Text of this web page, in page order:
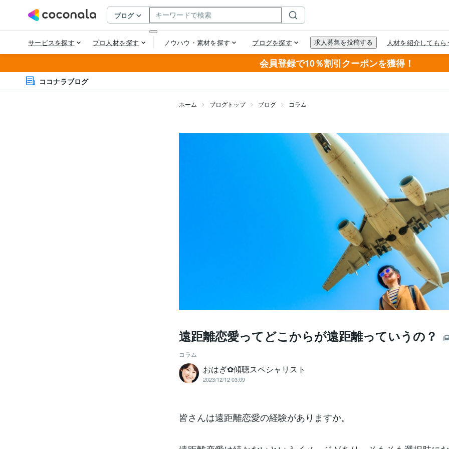
会員登録で10％割引クーポンを獲得！
ココナラブログ
ホーム ブログトップ ブログ コラム
遠距離恋愛ってどこからが遠距離っていうの？
コラム
おはぎ✿傾聴スペシャリスト
2023/12/12 03:09
皆さんは遠距離恋愛の経験がありますか。